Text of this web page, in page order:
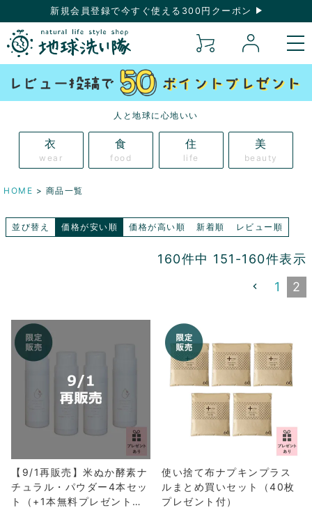
新規会員登録で今すぐ使える300円クーポン
人と地球に心地いい
衣
wear
食
food
住
life
美
beauty
HOME 商品一覧
並び替え 価格が安い順 価格が高い順 新着順 レビュー順
160件中 151 -160件表示
1
2
【9/1再販売】米ぬか酵素ナ
チュラル・パウダー4本セッ
ト（+1本無料プレゼント付
使い捨て布ナプキンプラス
ルまとめ買いセット（40枚
プレゼント付）